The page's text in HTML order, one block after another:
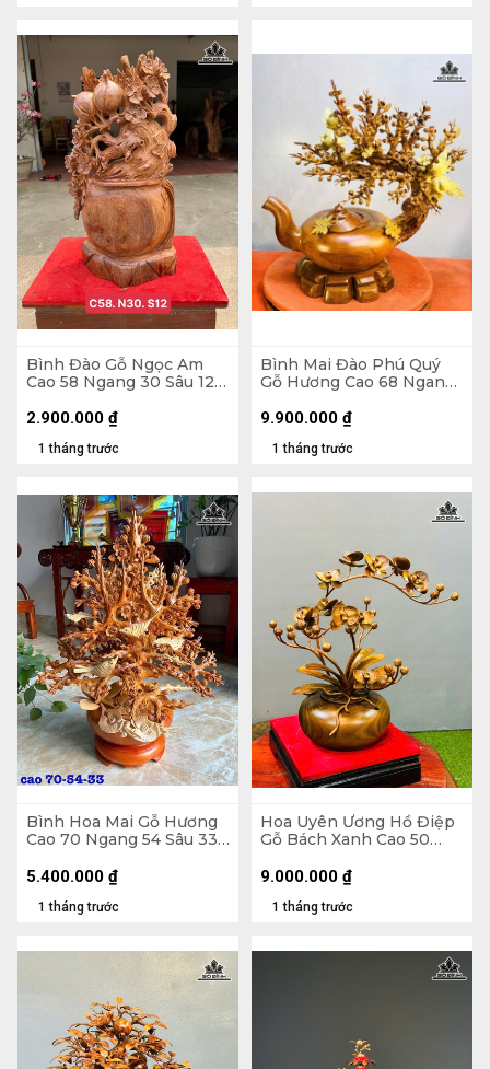
Bình Đào Gỗ Ngọc Am
Cao 58 Ngang 30 Sâu 12
1 tháng trước
2.900.000 ₫
Bình Mai Đào Phú Quý
Gỗ Hương Cao 68 Ngang
1 tháng trước
9.900.000 ₫
Bình Hoa Mai Gỗ Hương
Cao 70 Ngang 54 Sâu 33
1 tháng trước
5.400.000 ₫
Hoa Uyên Ương Hồ Điệp
Gỗ Bách Xanh Cao 50
Đường Kính 23 Cao 14
1 tháng trước
9.000.000 ₫